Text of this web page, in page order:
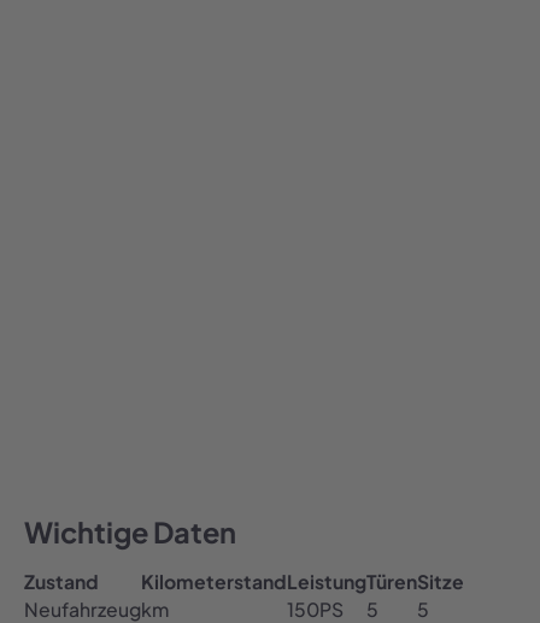
Wichtige Daten
Zustand
Neufahrzeug
Kilometerstand
km
Leistung
150PS
Türen
5
Sitze
5